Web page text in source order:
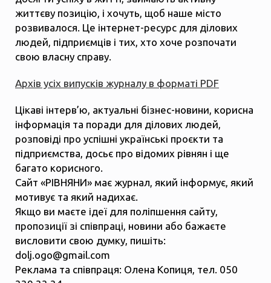
життєву позицію, і хочуть, щоб наше місто
розвивалося. Це інтернет-ресурс для ділових
людей, підприємців і тих, хто хоче розпочати
свою власну справу.
Архів усіх випусків журналу в форматі PDF
Цікаві інтерв’ю, актуальні бізнес-новини, корисна
інформація та поради для ділових людей,
розповіді про успішні українські проєкти та
підприємства, досьє про відомих рівнян і ще
багато корисного.
Сайт «РІВНЯНИ» має журнал, який інформує, який
мотивує та який надихає.
Якщо ви маєте ідеї для поліпшення сайту,
пропозиції зі співпраці, новини або бажаєте
висловити свою думку, пишіть:
dolj.ogo@gmail.com
Реклама та співпраця: Олена Копиця, тел. 050